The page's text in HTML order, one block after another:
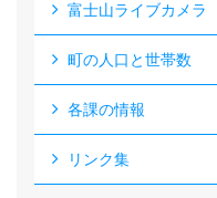
富士山ライブカメラ
町の人口と世帯数
各課の情報
リンク集